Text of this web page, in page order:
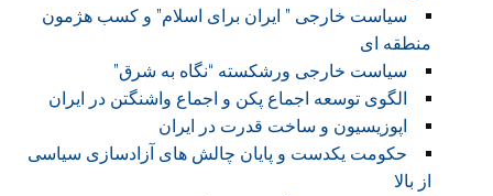
سیاست خارجی ” ایران برای اسلام” و کسب هژمون
منطقه ای
سیاست خارجی ورشکسته “نگاه به شرق”
الگوی توسعه اجماع پکن و اجماع واشنگتن در ایران
اپوزیسیون و ساخت قدرت در ایران
حکومت یکدست و پایان چالش های آزادسازی سیاسی
از بالا